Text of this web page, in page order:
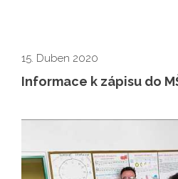
15. Duben 2020
Informace k zápisu do